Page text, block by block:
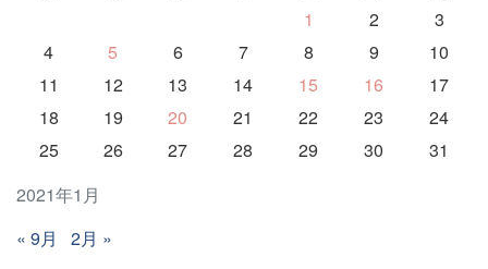
2021年1月
1
2
3
4
5 6 7 8 9
10
11
12 13 14 15 16
17
18
19 20 21 22 23
24
25
26 27 28 29 30 31
« 9月 2月 »